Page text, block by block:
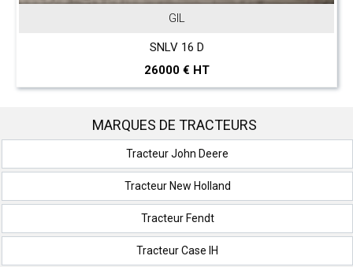
JOHN DEERE
T 560 Hillmaster
297000 € HT
MARQUES DE TRACTEURS
Tracteur John Deere
Tracteur New Holland
Tracteur Fendt
Tracteur Case IH